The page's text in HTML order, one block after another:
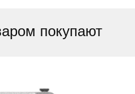
покупают